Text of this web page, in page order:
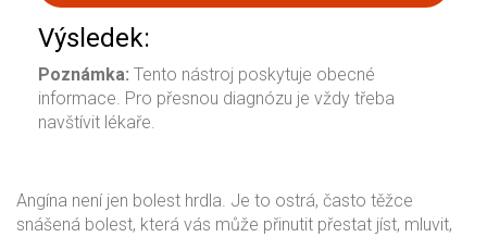
Výsledek:
Poznámka: Tento nástroj poskytuje obecné
informace. Pro přesnou diagnózu je vždy třeba
navštívit lékaře.
Angína není jen bolest hrdla. Je to ostrá, často těžce
snášená bolest, která vás může přinutit přestat jíst, mluvit,